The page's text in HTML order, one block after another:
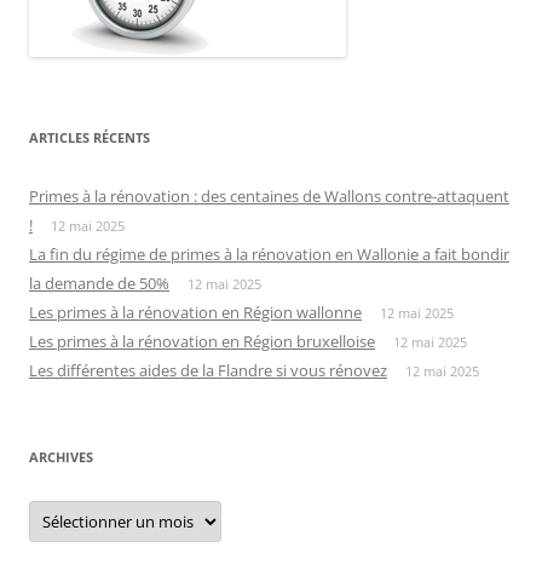
ARTICLES RÉCENTS
Primes à la rénovation : des centaines de Wallons contre-attaquent
!
12 mai 2025
La fin du régime de primes à la rénovation en Wallonie a fait bondir
la demande de 50%
12 mai 2025
Les primes à la rénovation en Région wallonne 12 mai 2025
Les primes à la rénovation en Région bruxelloise 12 mai 2025
Les différentes aides de la Flandre si vous rénovez 12 mai 2025
ARCHIVES
Archives